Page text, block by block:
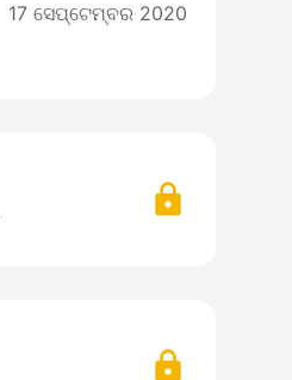
17 ସେପ୍ଟେମ୍ବର 2020